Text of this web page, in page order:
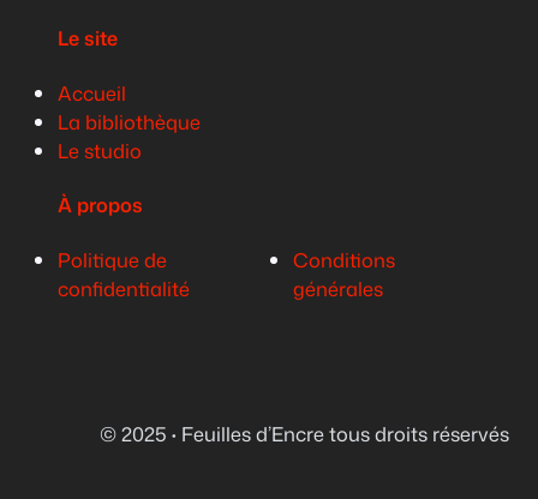
Le site
Accueil
La bibliothèque
Le studio
À propos
Politique de
confidentialité
Conditions
générales
© 2025 · Feuilles d’Encre tous droits réservés